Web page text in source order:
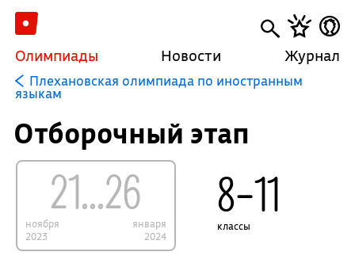
Олимпиады Новости Журнал
Плехановская олимпиада по иностранным
языкам
Отборочный этап
21...26
ноября
января
2023
2024
8–11
классы